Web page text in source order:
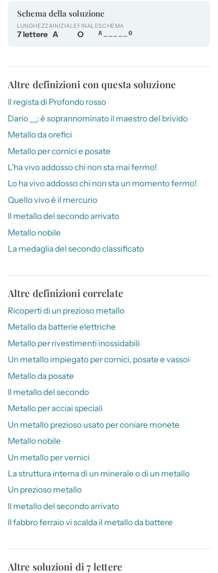
Schema della soluzione
LUNGHEZZA
7 lettere
INIZIALE
A
FINALE
O
SCHEMA
A_____O
Altre definizioni con questa soluzione
Il regista di Profondo rosso
Dario __: è soprannominato il maestro del brivido
Metallo da orefici
Metallo per cornici e posate
L’ha vivo addosso chi non sta mai fermo!
Lo ha vivo addosso chi non sta un momento fermo!
Quello vivo è il mercurio
Il metallo del secondo arrivato
Metallo nobile
La medaglia del secondo classificato
Altre definizioni correlate
Ricoperti di un prezioso metallo
Metallo da batterie elettriche
Metallo per rivestimenti inossidabili
Un metallo impiegato per cornici, posate e vassoi
Metallo da posate
Il metallo del secondo
Metallo per acciai speciali
Un metallo prezioso usato per coniare monete
Metallo nobile
Un metallo per vernici
La struttura interna di un minerale o di un metallo
Un prezioso metallo
Il metallo del secondo arrivato
Il fabbro ferraio vi scalda il metallo da battere
Altre soluzioni di 7 lettere